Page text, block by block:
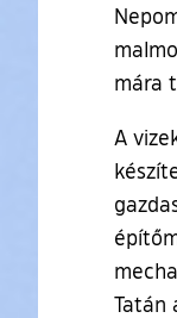
mára
A
Tatán